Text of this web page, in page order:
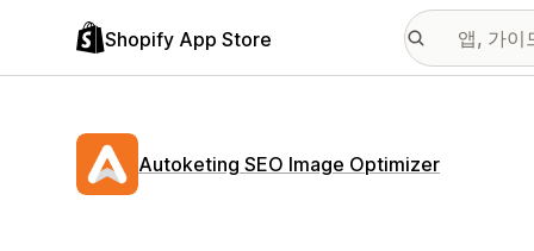
Shopify App Store
Autoketing SEO Image Optimizer